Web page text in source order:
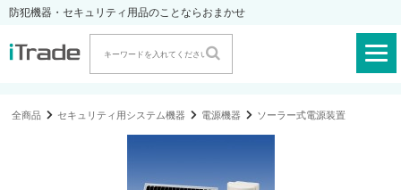
防犯機器・セキュリティ用品のことならおまかせ
全商品 セキュリティ用システム機器 電源機器 ソーラー式電源装置